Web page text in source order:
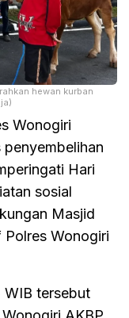
hewan kurban
Wonogiri
Hari
sosial
Masjid
Wonogiri
WIB tersebut